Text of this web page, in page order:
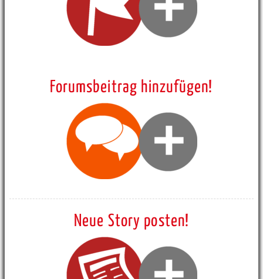
Forumsbeitrag hinzufügen!
Neue Story posten!